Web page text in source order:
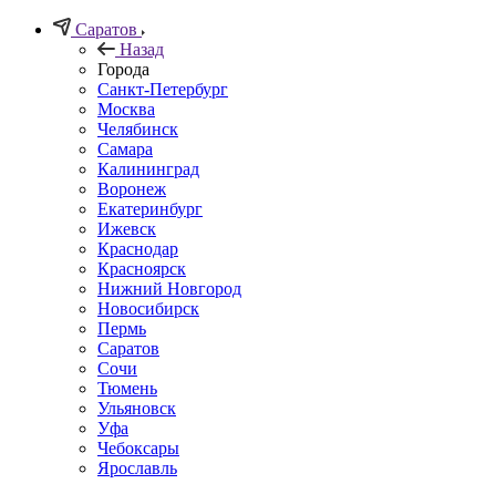
Саратов
Назад
Города
Санкт-Петербург
Москва
Челябинск
Самара
Калининград
Воронеж
Екатеринбург
Ижевск
Краснодар
Красноярск
Нижний Новгород
Новосибирск
Пермь
Саратов
Сочи
Тюмень
Ульяновск
Уфа
Чебоксары
Ярославль